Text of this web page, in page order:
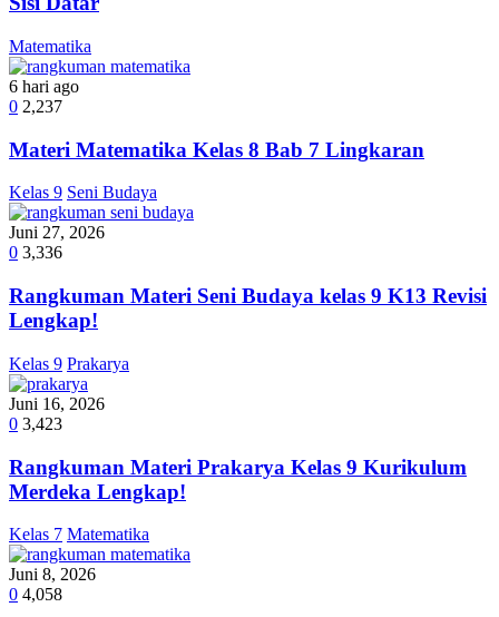
Matematika
6 hari ago
0 2,237
Materi Matematika Kelas 8 Bab 7 Lingkaran
Kelas 9 Seni Budaya
Juni 27, 2026
0 3,336
Rangkuman Materi Seni Budaya kelas 9 K13 Revisi
Lengkap!
Kelas 9 Prakarya
Juni 16, 2026
0 3,423
Rangkuman Materi Prakarya Kelas 9 Kurikulum
Merdeka Lengkap!
Kelas 7 Matematika
Juni 8, 2026
0 4,058